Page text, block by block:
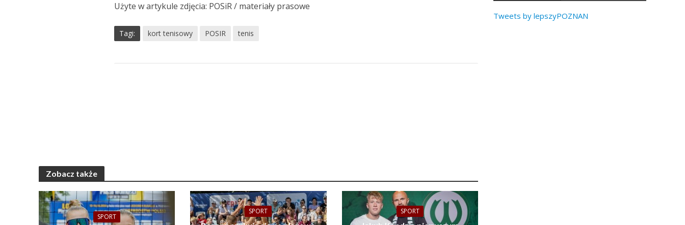
Użyte w artykule zdjęcia: POSiR / materiały prasowe
Tagi: kort tenisowy POSIR tenis
Zobacz także
SPORT
SPORT SPORT
Tweets by lepszyPOZNAN